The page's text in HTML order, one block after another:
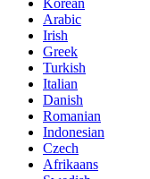
Korean
Arabic
Irish
Greek
Turkish
Italian
Danish
Romanian
Indonesian
Czech
Afrikaans